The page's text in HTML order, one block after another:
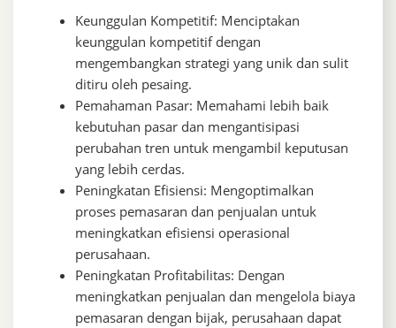
Keunggulan Kompetitif: Menciptakan
keunggulan kompetitif dengan
mengembangkan strategi yang unik dan sulit
ditiru oleh pesaing.
Pemahaman Pasar: Memahami lebih baik
kebutuhan pasar dan mengantisipasi
perubahan tren untuk mengambil keputusan
yang lebih cerdas.
Peningkatan Efisiensi: Mengoptimalkan
proses pemasaran dan penjualan untuk
meningkatkan efisiensi operasional
perusahaan.
Peningkatan Profitabilitas: Dengan
meningkatkan penjualan dan mengelola biaya
pemasaran dengan bijak, perusahaan dapat